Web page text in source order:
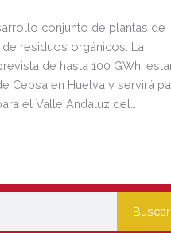
conjunto de plantas de
residuos orgánicos. La
de hasta 100 GWh,
Cepsa en Huelva y servirá
el Valle Andaluz del
Buscar